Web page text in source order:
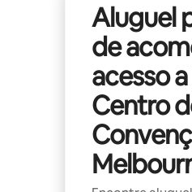
Aluguel
de
acesso
Centro